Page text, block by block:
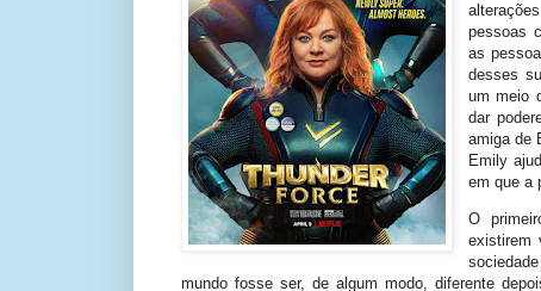
pessoas
as
desses
um meio
dar
amiga de
Emily
em que a
O
existirem
mundo fosse ser, de algum modo, diferente